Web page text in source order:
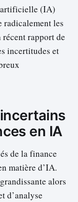
artificielle (IA)
radicalement les
récent rapport de
incertitudes et
en IA
de la finance
matière d’IA.
alors
d’analyse